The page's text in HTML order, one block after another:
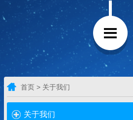
首页 > 关于我们
关于我们